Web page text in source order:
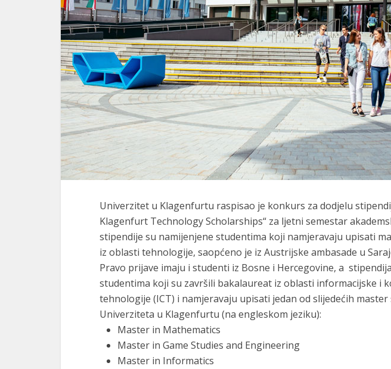
Univerzitet u Klagenfurtu raspisao je konkurs za dodjelu
Klagenfurt Technology Scholarships“ za ljetni semestar
stipendije su namijenjene studentima koji namjeravaju upisati
iz oblasti tehnologije, saopćeno je iz Austrijske ambasade u
Pravo prijave imaju i studenti iz Bosne i Hercegovine, a
studentima koji su završili bakalaureat iz oblasti informacijske i
tehnologije (ICT) i namjeravaju upisati jedan od slijedećih
Univerziteta u Klagenfurtu (na engleskom jeziku):
Master in Mathematics
Master in Game Studies and Engineering
Master in Informatics